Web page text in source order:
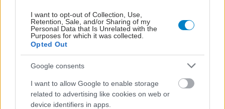
I want to opt-out of Collection, Use,
Retention, Sale, and/or Sharing of my
Personal Data that Is Unrelated with the
Purposes for which it was collected.
Opted Out
Google consents
I want to allow Google to enable storage
related to advertising like cookies on web or
device identifiers in apps.